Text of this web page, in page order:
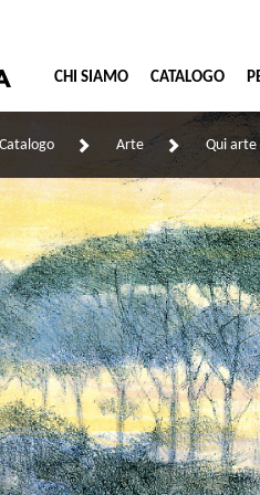
CHI SIAMO
CATALOGO
Catalogo Arte Qui arte